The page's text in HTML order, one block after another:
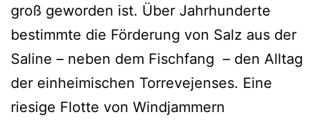
groß geworden ist. Über Jahrhunderte
bestimmte die Förderung von Salz aus der
Saline – neben dem Fischfang – den Alltag
der einheimischen Torrevejenses. Eine
riesige Flotte von Windjammern